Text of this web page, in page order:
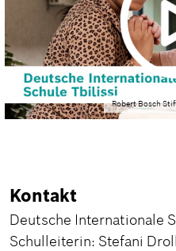
Robert Bosch
Kontakt
Deutsche Internationale
Schulleiterin: Stefani Droll